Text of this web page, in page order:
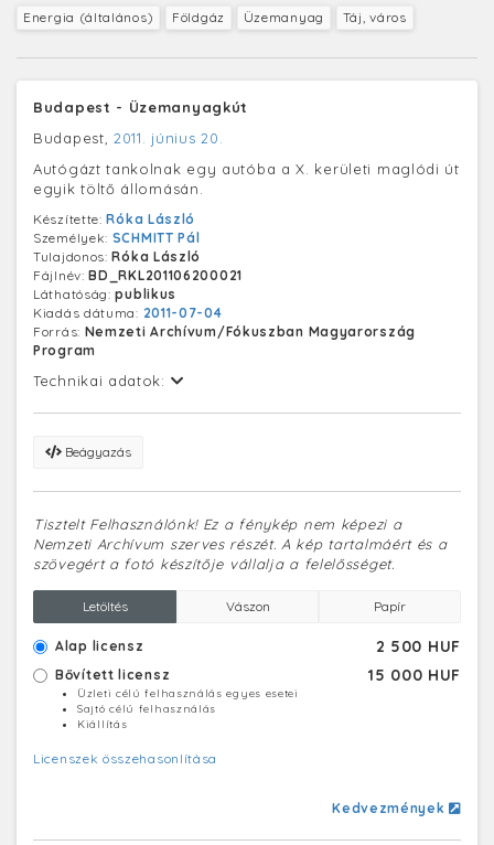
Energia (általános) Földgáz Üzemanyag Táj, város
Budapest - Üzemanyagkút
Budapest, 2011. június 20.
Autógázt tankolnak egy autóba a X. kerületi maglódi út
egyik töltő állomásán.
Készítette:Róka László
Személyek: SCHMITT Pál
Tulajdonos:Róka László
Fájlnév:BD_RKL201106200021
Láthatóság:publikus
Kiadás dátuma: 2011-07-04
Forrás: Nemzeti Archívum/Fókuszban Magyarország
Program
Technikai adatok:
Beágyazás
Tisztelt Felhasználónk! Ez a fénykép nem képezi a
Nemzeti Archívum szerves részét. A kép tartalmáért és a
szövegért a fotó készítője vállalja a felelősséget.
Letöltés Vászon Papír
Alap licensz 2 500 HUF
Bővített licensz 15 000 HUF
Üzleti célú felhasználás egyes esetei
Sajtó célú felhasználás
Kiállítás
Licenszek összehasonlítása
Kedvezmények